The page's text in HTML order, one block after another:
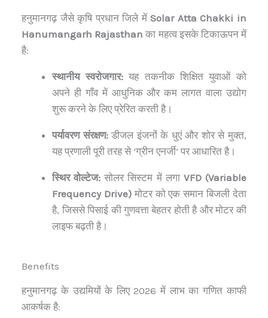
हनुमानगढ़ जैसे कृषि प्रधान जिले मेंSolar Atta Chakki in
Hanumangarh Rajasthan का महत्व इसके टिकाऊपन में
है:
स्थानीय स्वरोजगार:यह तकनीक शिक्षित युवाओं को
अपने ही गाँव में आधुनिक और कम लागत वाला उद्योग
शुरू करने के लिए प्रेरित करती है।
पर्यावरण संरक्षण:डीजल इंजनों के धुएं और शोर से मुक्त,
यह प्रणाली पूरी तरह से ‘ग्रीन एनर्जी’ पर आधारित है।
स्थिर वोल्टेज: सोलर सिस्टम में लगा VFD (Variable
Frequency Drive)मोटर को एक समान बिजली देता
है, जिससे पिसाई की गुणवत्ता बेहतर होती है और मोटर की
लाइफ बढ़ती है।
Benefits
हनुमानगढ़ के उद्यमियों के लिए 2026 में लाभ का गणित काफी
आकर्षक है: